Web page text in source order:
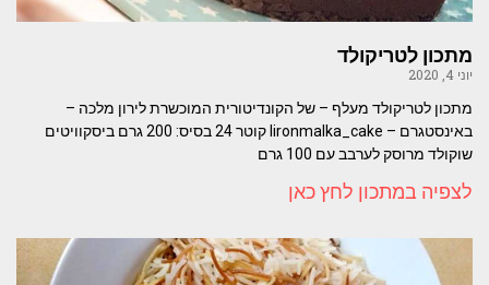
מתכון לטריקולד
יוני 4, 2020
מתכון לטריקולד מעלף – של הקונדיטורית המוכשרת לירון מלכה –
באינסטגרם – lironmalka_cake קוטר 24 בסיס: 200 גרם ביסקוויטים
שוקולד מרוסק לערבב עם 100 גרם
לצפיה במתכון לחץ כאן